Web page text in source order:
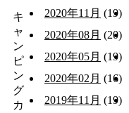
キ
ャ
ン
ピ
ン
グ
カ
2020年11月 (19)
2020年08月 (20)
2020年05月 (19)
2020年02月 (16)
2019年11月 (19)